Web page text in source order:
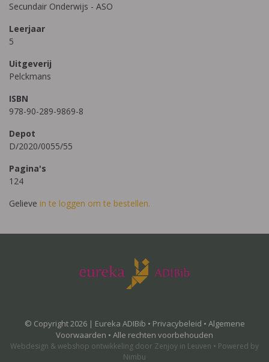
Secundair Onderwijs - ASO
Leerjaar
5
Uitgeverij
Pelckmans
ISBN
978-90-289-9869-8
Depot
D/2020/0055/55
Pagina's
124
Gelieve in te loggen om te bestellen.
© Copyright 2026 | Eureka ADIBib • Privacybeleid • Algemene
Voorwaarden • Alle rechten voorbehouden
Webdesign & webshop ontwikkeling door Zenjoy in Leuven • Powered by
Nimbu